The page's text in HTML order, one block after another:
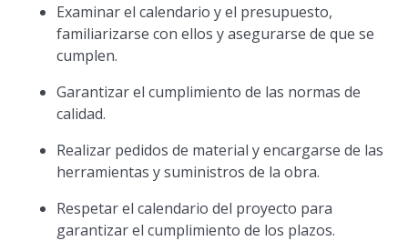
Examinar el calendario y el presupuesto,
familiarizarse con ellos y asegurarse de que se
cumplen.
Garantizar el cumplimiento de las normas de
calidad.
Realizar pedidos de material y encargarse de las
herramientas y suministros de la obra.
Respetar el calendario del proyecto para
garantizar el cumplimiento de los plazos.